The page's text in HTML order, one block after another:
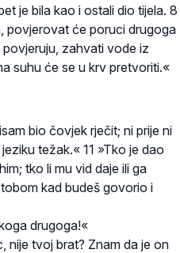
je bila kao i ostali dio tijela. 8
povjerovat će poruci drugoga
zahvati vode iz
suhu će se u krv pretvoriti.«
bio čovjek rječit; ni prije ni
težak.« 11 »Tko je dao
tko li mu vid daje ili ga
kad budeš govorio i
drugoga!«
nije tvoj brat? Znam da je on